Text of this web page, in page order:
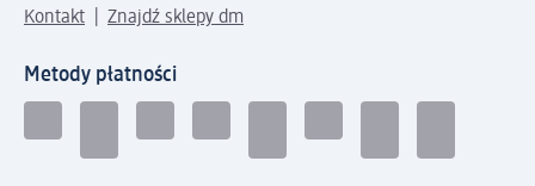
Kontakt
Znajdź sklepy dm
Metody płatności